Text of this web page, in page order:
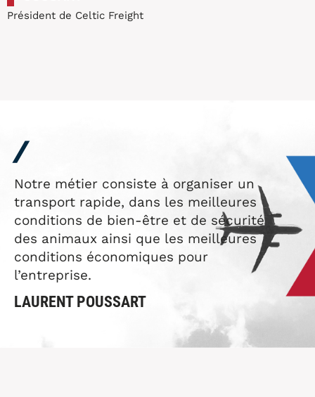
Président de Celtic Freight
/
Notre métier consiste à organiser un
transport rapide, dans les meilleures
conditions de bien-être et de sécurité
des animaux ainsi que les meilleures
conditions économiques pour
l’entreprise.
LAURENT POUSSART